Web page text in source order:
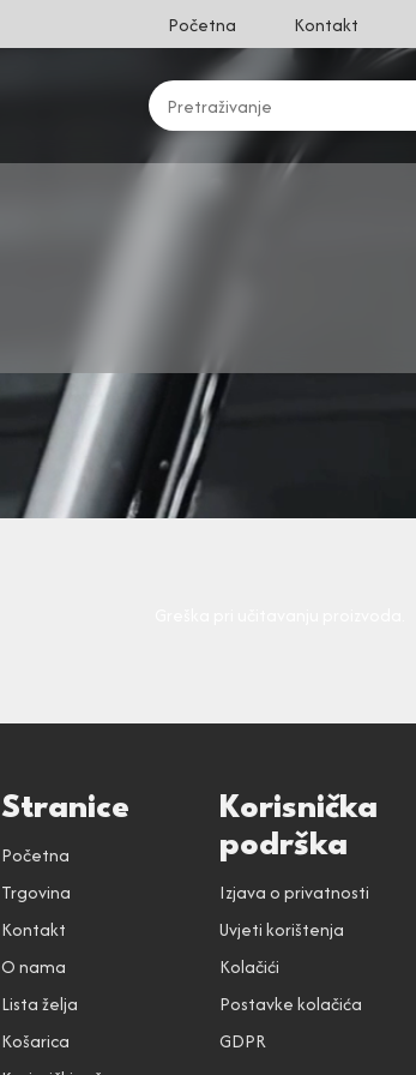
Početna Kontakt
Stranice
Početna
Trgovina
Kontakt
O nama
Lista želja
Košarica
Korisnička
podrška
Izjava o privatnosti
Uvjeti korištenja
Kolačići
Postavke kolačića
GDPR